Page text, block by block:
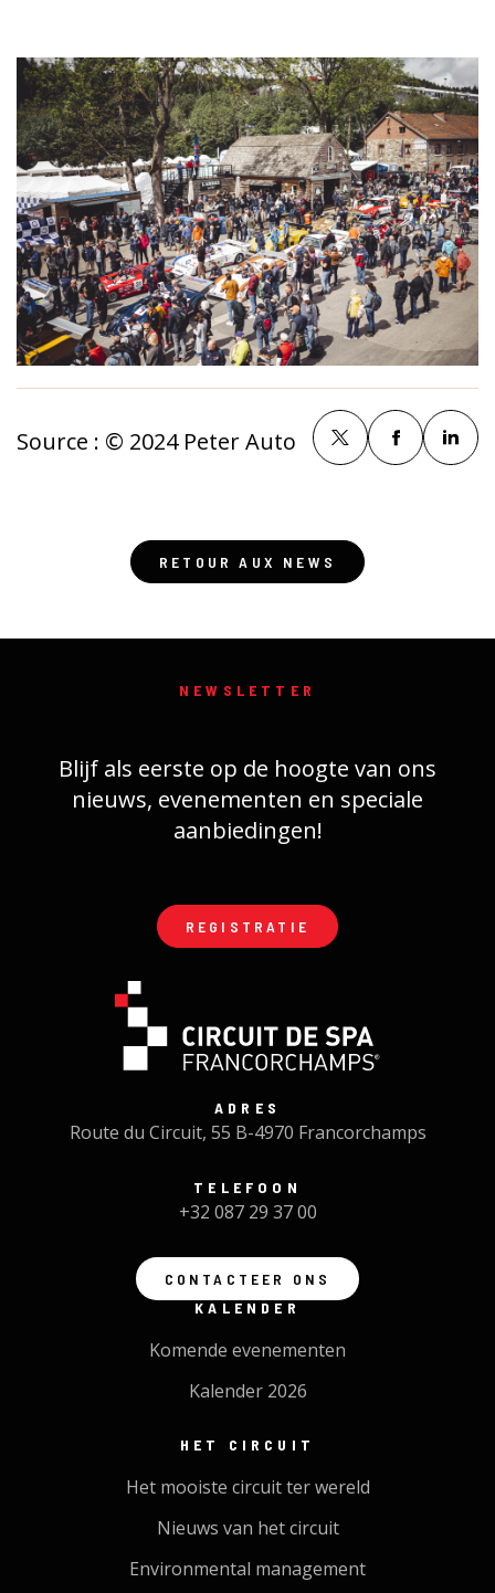
Source : © 2024 Peter Auto
RETOUR AUX NEWS
NEWSLETTER
Blijf als eerste op de hoogte van ons
nieuws, evenementen en speciale
aanbiedingen!
REGISTRATIE
ADRES
Route du Circuit, 55 B-4970 Francorchamps
TELEFOON
+32 087 29 37 00
CONTACTEER ONS
KALENDER
Komende evenementen
Kalender 2026
HET CIRCUIT
Het mooiste circuit ter wereld
Nieuws van het circuit
Environmental management